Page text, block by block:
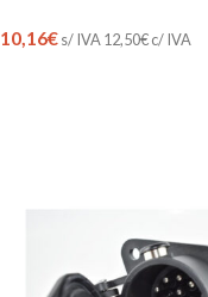
10,16€s/ IVA 12,50€c/ IVA